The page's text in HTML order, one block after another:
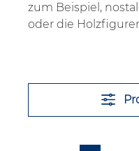
zum Beispiel,
oder die